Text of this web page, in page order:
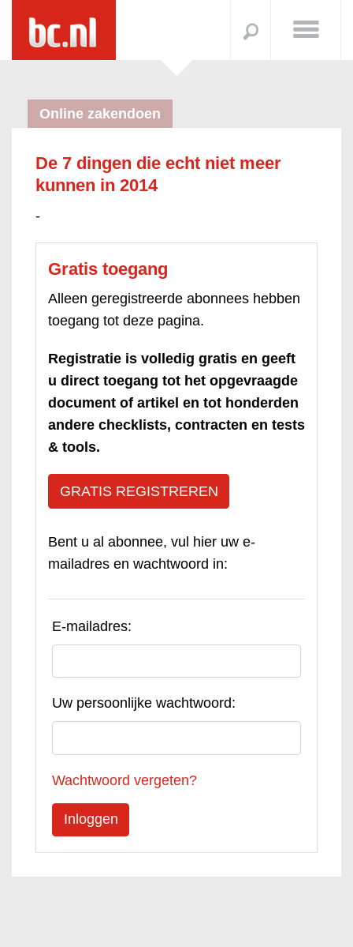
Online zakendoen
De 7 dingen die echt niet meer
kunnen in 2014
-
Gratis toegang
Alleen geregistreerde abonnees hebben
toegang tot deze pagina.
Registratie is volledig gratis en geeft
u direct toegang tot het opgevraagde
document of artikel en tot honderden
andere checklists, contracten en tests
& tools.
GRATIS REGISTREREN
Bent u al abonnee, vul hier uw e-
mailadres en wachtwoord in:
E-mailadres:
Uw persoonlijke wachtwoord:
Wachtwoord vergeten?